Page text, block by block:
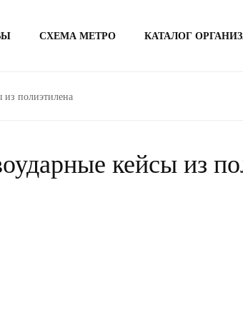
СХЕМА МЕТРО КАТАЛОГ
из полиэтилена
кейсы из